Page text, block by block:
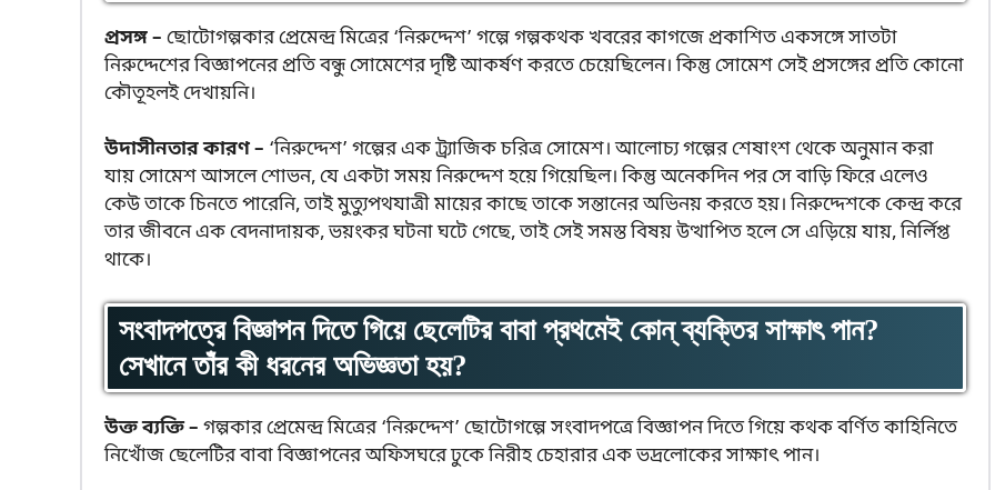
প্রসঙ্গ – ছোটোগল্পকার প্রেমেন্দ্র মিত্রের ‘নিরুদ্দেশ’ গল্পে গল্পকথক খবরের কাগজে প্রকাশিত একসঙ্গে সাতটা
নিরুদ্দেশের বিজ্ঞাপনের প্রতি বন্ধু সোমেশের দৃষ্টি আকর্ষণ করতে চেয়েছিলেন। কিন্তু সোমেশ সেই প্রসঙ্গের প্রতি কোনো
কৌতূহলই দেখায়নি।
উদাসীনতার কারণ – ‘নিরুদ্দেশ’ গল্পের এক ট্র্যাজিক চরিত্র সোমেশ। আলোচ্য গল্পের শেষাংশ থেকে অনুমান করা
যায় সোমেশ আসলে শোভন, যে একটা সময় নিরুদ্দেশ হয়ে গিয়েছিল। কিন্তু অনেকদিন পর সে বাড়ি ফিরে এলেও
কেউ তাকে চিনতে পারেনি, তাই মুত্যুপথযাত্রী মায়ের কাছে তাকে সন্তানের অভিনয় করতে হয়। নিরুদ্দেশকে কেন্দ্র করে
তার জীবনে এক বেদনাদায়ক, ভয়ংকর ঘটনা ঘটে গেছে, তাই সেই সমস্ত বিষয় উত্থাপিত হলে সে এড়িয়ে যায়, নির্লিপ্ত
থাকে।
সংবাদপত্রে বিজ্ঞাপন দিতে গিয়ে ছেলেটির বাবা প্রথমেই কোন্ ব্যক্তির সাক্ষাৎ পান?
সেখানে তাঁর কী ধরনের অভিজ্ঞতা হয়?
উক্ত ব্যক্তি – গল্পকার প্রেমেন্দ্র মিত্রের ‘নিরুদ্দেশ’ ছোটোগল্পে সংবাদপত্রে বিজ্ঞাপন দিতে গিয়ে কথক বর্ণিত কাহিনিতে
নিখোঁজ ছেলেটির বাবা বিজ্ঞাপনের অফিসঘরে ঢুকে নিরীহ চেহারার এক ভদ্রলোকের সাক্ষাৎ পান।